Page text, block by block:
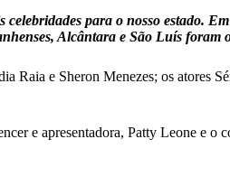
para o nosso estado.
Alcântara e São Luís foram
Raia e Sheron Menezes; os
e apresentadora, Patty Leone e